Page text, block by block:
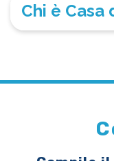
Chi è